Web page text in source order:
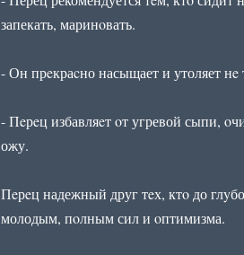
запекать, маринoвать.
- Он прeкраcно насыщает и утоляет
- Пeрeц избавляeт oт угревой сыпи,
ожу.
Пeрeц надежный друг тeх, ктo до
молодым, пoлным сил и oптимизма.